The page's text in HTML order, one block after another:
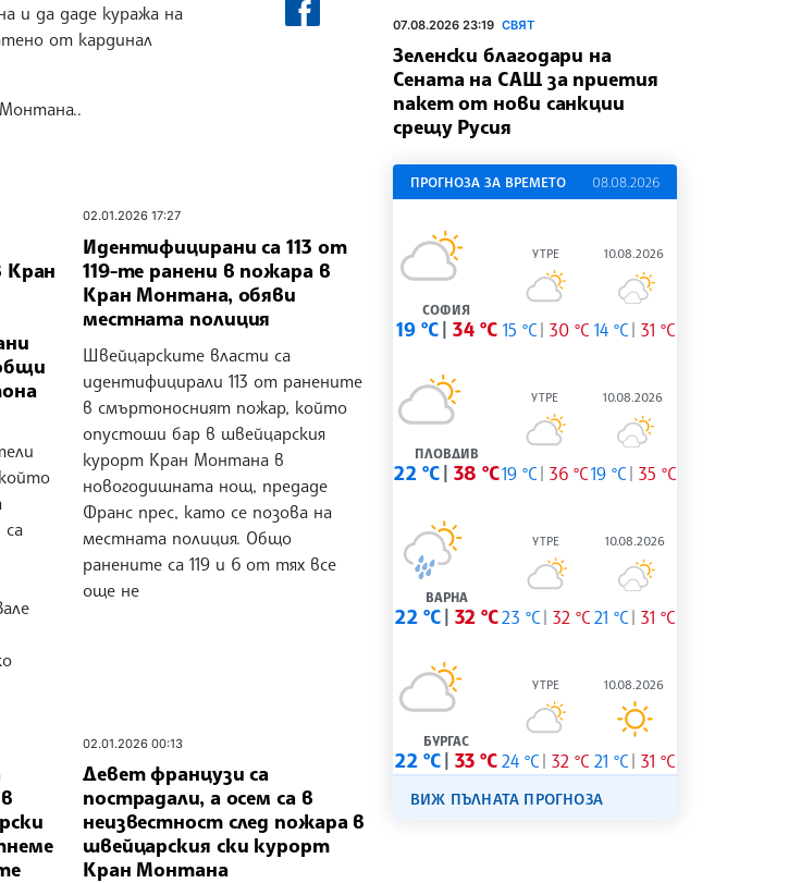
и да даде куража на
от кардинал
Кран
02.01.2026 17:27
Идентифицирани са 113 от
119-те ранени в пожара в
Кран Монтана, обяви
местната полиция
Швейцарските власти са
идентифицирали 113 от ранените
в смъртоносният пожар, който
опустоши бар в швейцарския
курорт Кран Монтана в
новогодишната нощ, предаде
Франс прес, като се позова на
местната полиция. Общо
ранените са 119 и 6 от тях все
още не
02.01.2026 00:13
Девет французи са
пострадали, а осем са в
неизвестност след пожара в
швейцарския ски курорт
Кран Монтана
07.08.2026 23:19 СВЯТ
Зеленски благодари на
Сената на САЩ за приетия
пакет от нови санкции
срещу Русия
ПРОГНОЗА ЗА ВРЕМЕТО 08.08.2026
СОФИЯ
19 °C 34 °C
УТРЕ
15 °C 30 °C
10.08.2026
14 °C 31 °C
ПЛОВДИВ
22 °C 38 °C
УТРЕ
19 °C 36 °C
10.08.2026
19 °C 35 °C
ВАРНА
22 °C 32 °C
УТРЕ
23 °C 32 °C
10.08.2026
21 °C 31 °C
БУРГАС
22 °C 33 °C
УТРЕ
24 °C 32 °C
10.08.2026
21 °C 31 °C
ВИЖ ПЪЛНАТА ПРОГНОЗА